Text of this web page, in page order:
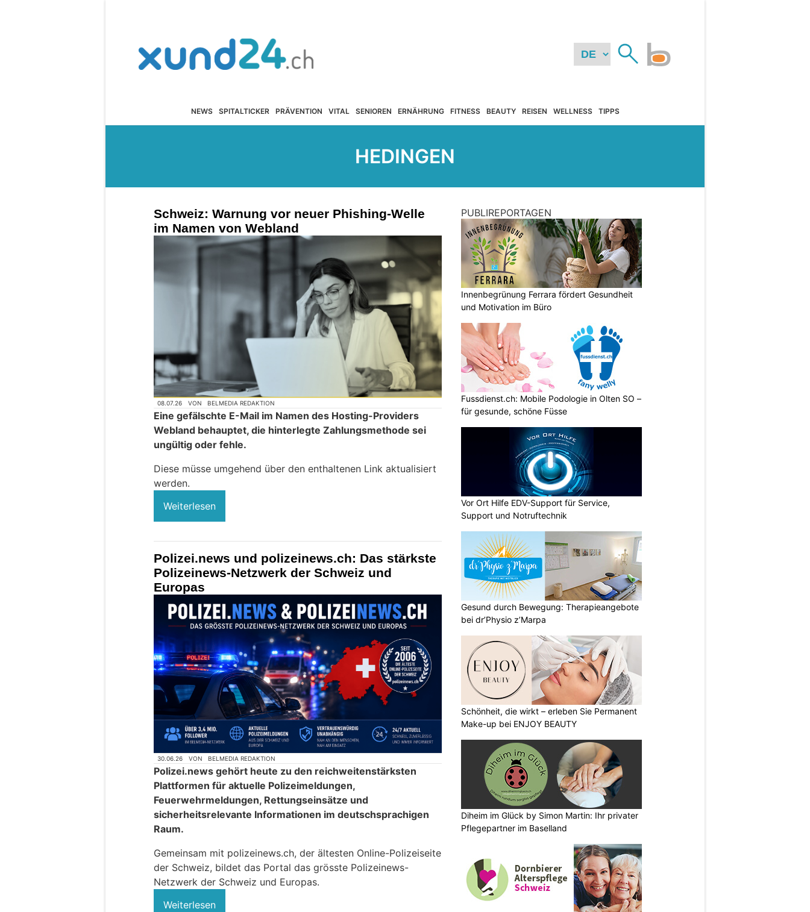
NEWS SPITALTICKER PRÄVENTION VITAL SENIOREN ERNÄHRUNG FITNESS BEAUTY REISEN WELLNESS TIPPS
HEDINGEN
Schweiz: Warnung vor neuer Phishing-Welle
im Namen von Webland
08.07.26 VON BELMEDIA REDAKTION
Eine gefälschte E-Mail im Namen des Hosting-Providers
Webland behauptet, die hinterlegte Zahlungsmethode sei
ungültig oder fehle.
Diese müsse umgehend über den enthaltenen Link aktualisiert
werden.
Weiterlesen
Polizei.news und polizeinews.ch: Das stärkste
Polizeinews-Netzwerk der Schweiz und
Europas
30.06.26 VON BELMEDIA REDAKTION
Polizei.news gehört heute zu den reichweitenstärksten
Plattformen für aktuelle Polizeimeldungen,
Feuerwehrmeldungen, Rettungseinsätze und
sicherheitsrelevante Informationen im deutschsprachigen
Raum.
Gemeinsam mit polizeinews.ch, der ältesten Online-Polizeiseite
der Schweiz, bildet das Portal das grösste Polizeinews-
Netzwerk der Schweiz und Europas.
Weiterlesen
PUBLIREPORTAGEN
Innenbegrünung Ferrara fördert Gesundheit
und Motivation im Büro
Fussdienst.ch: Mobile Podologie in Olten SO –
für gesunde, schöne Füsse
Vor Ort Hilfe EDV-Support für Service,
Support und Notruftechnik
Gesund durch Bewegung: Therapieangebote
bei dr’Physio z’Marpa
Schönheit, die wirkt – erleben Sie Permanent
Make-up bei ENJOY BEAUTY
Diheim im Glück by Simon Martin: Ihr privater
Pflegepartner im Baselland